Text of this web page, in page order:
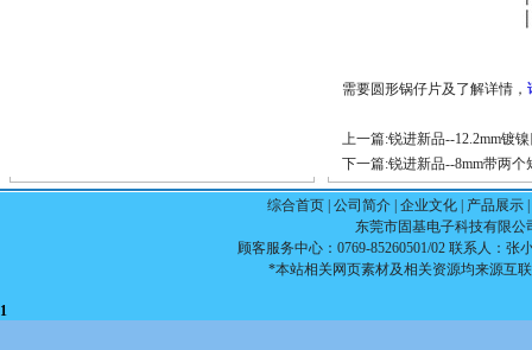
需要圆形锅仔片及了解详情，
上一篇:锐进新品--12.2mm镀
下一篇:锐进新品--8mm带两
综合首页 公司简介 企业文化 产品展示
东莞市固基电子科技有限公
顾客服务中心：0769-85260501/02 联系人：张
*本站相关网页素材及相关资源均来源互
1